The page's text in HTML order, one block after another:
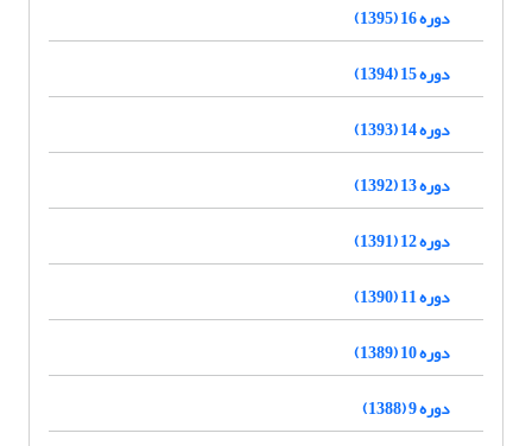
دوره 16 (1395)
دوره 15 (1394)
دوره 14 (1393)
دوره 13 (1392)
دوره 12 (1391)
دوره 11 (1390)
دوره 10 (1389)
دوره 9 (1388)